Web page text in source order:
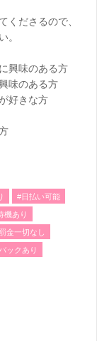
くださるので、
。
興味のある方
味のある方
好きな方
#日払い可能
機あり
金一切なし
ックあり